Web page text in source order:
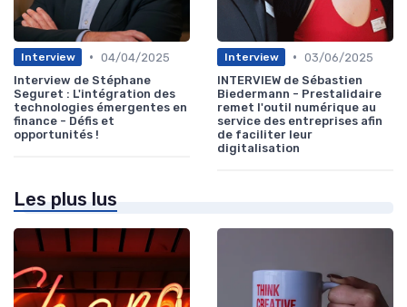
Interview • 04/04/2025
Interview de Stéphane
Seguret : L'intégration des
technologies émergentes en
finance - Défis et
opportunités !
Interview • 03/06/2025
INTERVIEW de Sébastien
Biedermann - Prestalidaire
remet l'outil numérique au
service des entreprises afin
de faciliter leur
digitalisation
Les plus lus